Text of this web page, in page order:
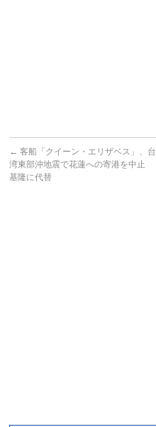
← 客船「クイーン・エリザベス」、台
湾東部沖地震で花蓮への寄港を中止
基隆に代替